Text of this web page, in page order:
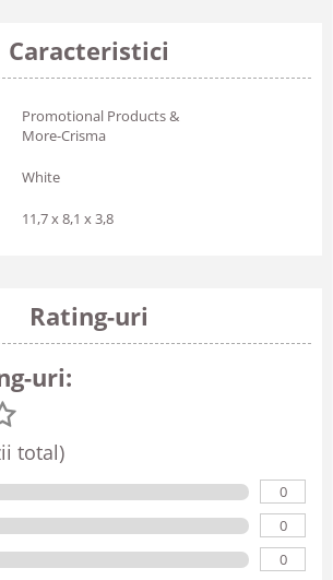
Caracteristici
Promotional Products &
More-Crisma
White
11,7 x 8,1 x 3,8
Rating-uri
uri:
total)
0
0
0